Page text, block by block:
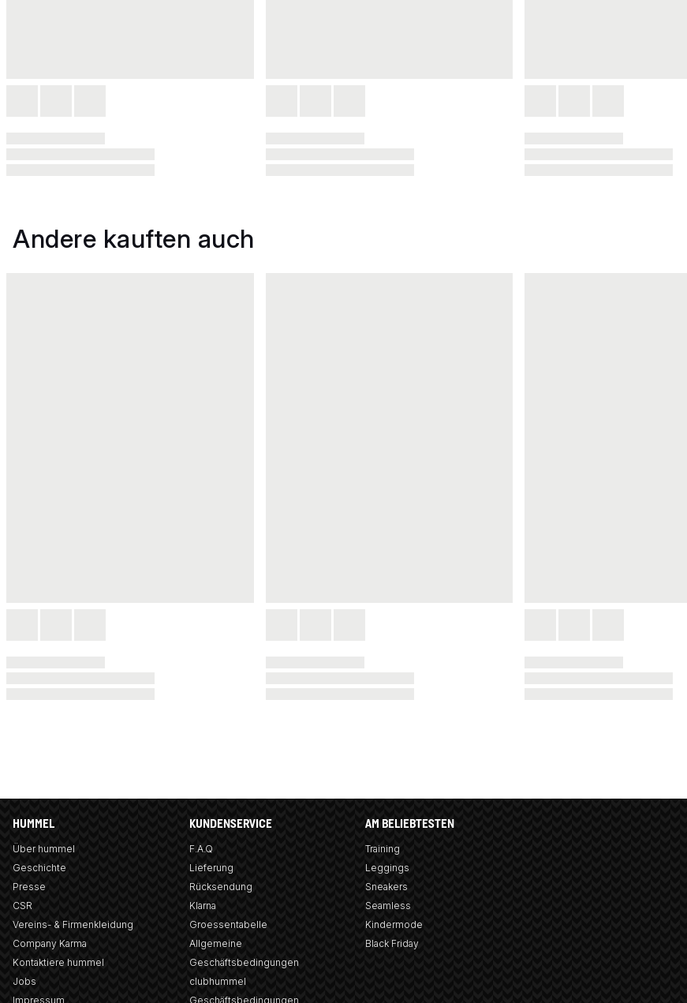
Andere kauften auch
HUMMEL
Über hummel
Geschichte
Presse
CSR
Vereins- & Firmenkleidung
Company Karma
Kontaktiere hummel
Jobs
Impressum
KUNDENSERVICE
F.A.Q
Lieferung
Rücksendung
Klarna
Groessentabelle
Allgemeine
Geschäftsbedingungen
clubhummel
Geschäftsbedingungen
AM BELIEBTESTEN
Training
Leggings
Sneakers
Seamless
Kindermode
Black Friday